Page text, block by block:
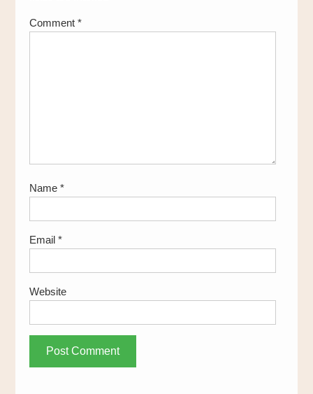
Comment *
Name *
Email *
Website